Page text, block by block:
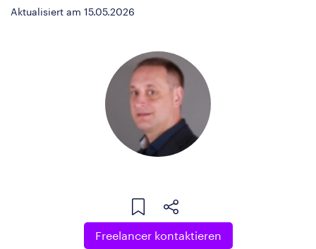
Aktualisiert am 15.05.2026
Freelancer kontaktieren